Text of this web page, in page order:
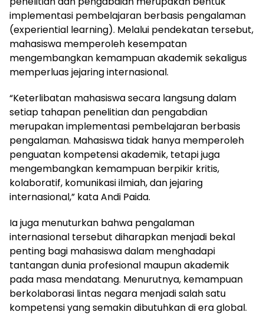
implementasi pembelajaran berbasis pengalaman
(experiential learning). Melalui pendekatan tersebut,
mahasiswa memperoleh kesempatan
mengembangkan kemampuan akademik sekaligus
memperluas jejaring internasional.
“Keterlibatan mahasiswa secara langsung dalam
setiap tahapan penelitian dan pengabdian
merupakan implementasi pembelajaran berbasis
pengalaman. Mahasiswa tidak hanya memperoleh
penguatan kompetensi akademik, tetapi juga
mengembangkan kemampuan berpikir kritis,
kolaboratif, komunikasi ilmiah, dan jejaring
internasional,” kata Andi Paida.
Ia juga menuturkan bahwa pengalaman
internasional tersebut diharapkan menjadi bekal
penting bagi mahasiswa dalam menghadapi
tantangan dunia profesional maupun akademik
pada masa mendatang. Menurutnya, kemampuan
berkolaborasi lintas negara menjadi salah satu
kompetensi yang semakin dibutuhkan di era global.